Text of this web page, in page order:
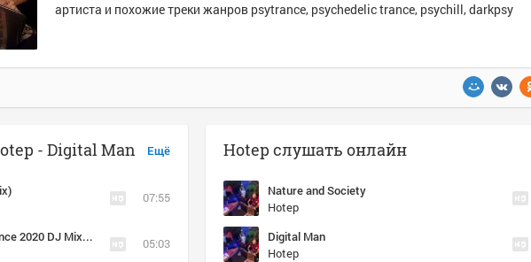
артиста и похожие треки жанров psytrance, psychedelic trance, psychill, darkpsy
Ещё
- Digital Man
07:55
Aperture Science (Psytrance 2020 DJ Mix Edit)
05:03
Hotep слушать онлайн
Nature and Society
Hotep
Digital Man
Hotep